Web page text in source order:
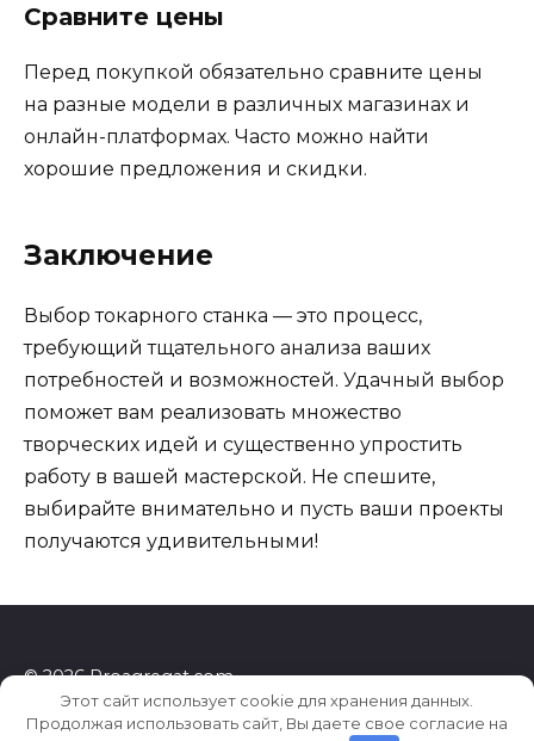
Сравните цены
Перед покупкой обязательно сравните цены
на разные модели в различных магазинах и
онлайн-платформах. Часто можно найти
хорошие предложения и скидки.
Заключение
Выбор токарного станка — это процесс,
требующий тщательного анализа ваших
потребностей и возможностей. Удачный выбор
поможет вам реализовать множество
творческих идей и существенно упростить
работу в вашей мастерской. Не спешите,
выбирайте внимательно и пусть ваши проекты
получаются удивительными!
© 2026 Proagregat.com
Этот сайт использует cookie для хранения данных.
Продолжая использовать сайт, Вы даете свое согласие на